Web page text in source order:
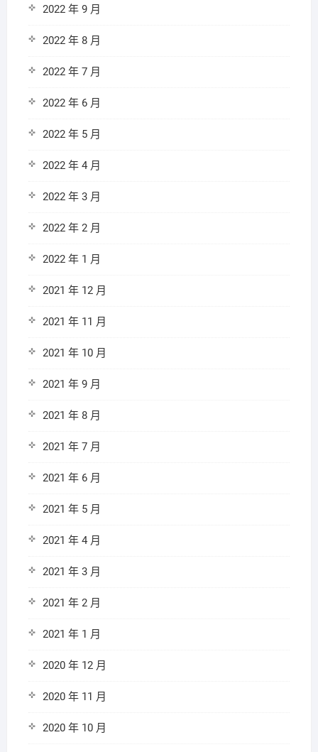
2022 年 9 月
2022 年 8 月
2022 年 7 月
2022 年 6 月
2022 年 5 月
2022 年 4 月
2022 年 3 月
2022 年 2 月
2022 年 1 月
2021 年 12 月
2021 年 11 月
2021 年 10 月
2021 年 9 月
2021 年 8 月
2021 年 7 月
2021 年 6 月
2021 年 5 月
2021 年 4 月
2021 年 3 月
2021 年 2 月
2021 年 1 月
2020 年 12 月
2020 年 11 月
2020 年 10 月